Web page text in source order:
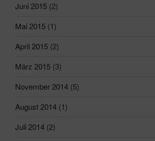
Juni 2015 (2)
Mai 2015 (1)
April 2015 (2)
März 2015 (3)
November 2014 (5)
August 2014 (1)
Juli 2014 (2)